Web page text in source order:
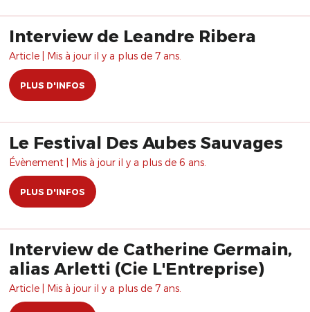
Interview de Leandre Ribera
Article | Mis à jour il y a plus de 7 ans.
PLUS D'INFOS
Le Festival Des Aubes Sauvages
Évènement | Mis à jour il y a plus de 6 ans.
PLUS D'INFOS
Interview de Catherine Germain,
alias Arletti (Cie L'Entreprise)
Article | Mis à jour il y a plus de 7 ans.